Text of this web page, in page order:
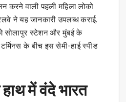
करने वाली पहली महिला लोको
ने यह जानकारी उपलब्ध कराई.
सोलापुर स्टेशन और मुंबई के
के बीच इस सेमी-हाई स्पीड
में वंदे भारत